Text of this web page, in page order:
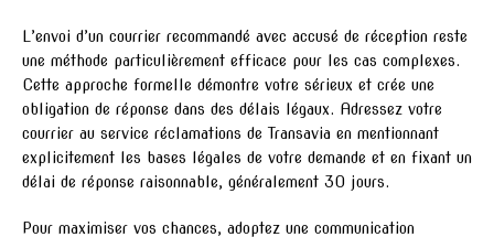
L’envoi d’un courrier recommandé avec accusé de réception reste
une méthode particulièrement efficace pour les cas complexes.
Cette approche formelle démontre votre sérieux et crée une
obligation de réponse dans des délais légaux. Adressez votre
courrier au service réclamations de Transavia en mentionnant
explicitement les bases légales de votre demande et en fixant un
délai de réponse raisonnable, généralement 30 jours.
Pour maximiser vos chances, adoptez une communication